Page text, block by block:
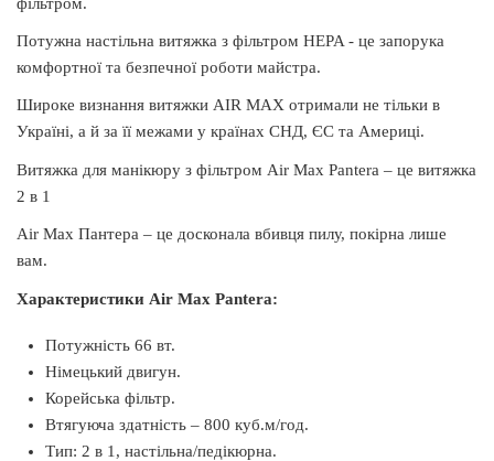
Потужна настільна витяжка з фільтром HEPA - це запорука
комфортної та безпечної роботи майстра.
Широке визнання витяжки AIR MAX отримали не тільки в
Україні, а й за її межами у країнах СНД, ЄС та Америці.
Витяжка для манікюру з фільтром Air Max Pantera – це витяжка
2 в 1
Air Max Пантера – це досконала вбивця пилу, покірна лише
вам.
Характеристики Air Max Pantera:
Потужність 66 вт.
Німецький двигун.
Корейська фільтр.
Втягуюча здатність – 800 куб.м/год.
Тип: 2 в 1, настільна/педікюрна.